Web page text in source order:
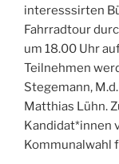
interesssirten
Fahrradtour
um 18.00 Uhr
Teilnehmen
Stegemann,
Matthias Lühn.
Kandidat*innen
Kommunalwahl